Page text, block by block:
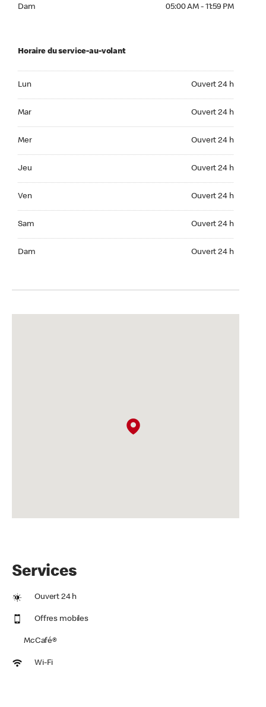
Dam 05:00 AM - 11:59 PM
Horaire du service-au-volant
Lun Ouvert 24 h
Mar Ouvert 24 h
Mer Ouvert 24 h
Jeu Ouvert 24 h
Ven Ouvert 24 h
Sam Ouvert 24 h
Dam Ouvert 24 h
Services
Ouvert 24 h
Offres mobiles
McCafé®
Wi-Fi